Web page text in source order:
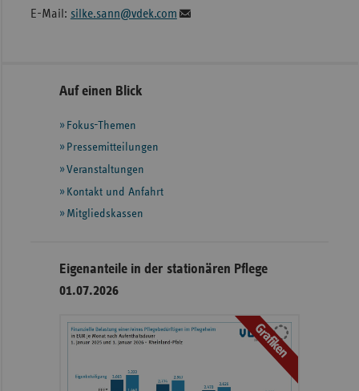
E-Mail: silke.sann@vdek.com
Seitennavigation
Seitenleiste
weiteren
Informationen
Auf einen Blick
Fokus-Themen
Pressemitteilungen
Veranstaltungen
Kontakt und Anfahrt
Mitgliedskassen
Eigenanteile in der stationären Pflege
01.07.2026
Grafiken